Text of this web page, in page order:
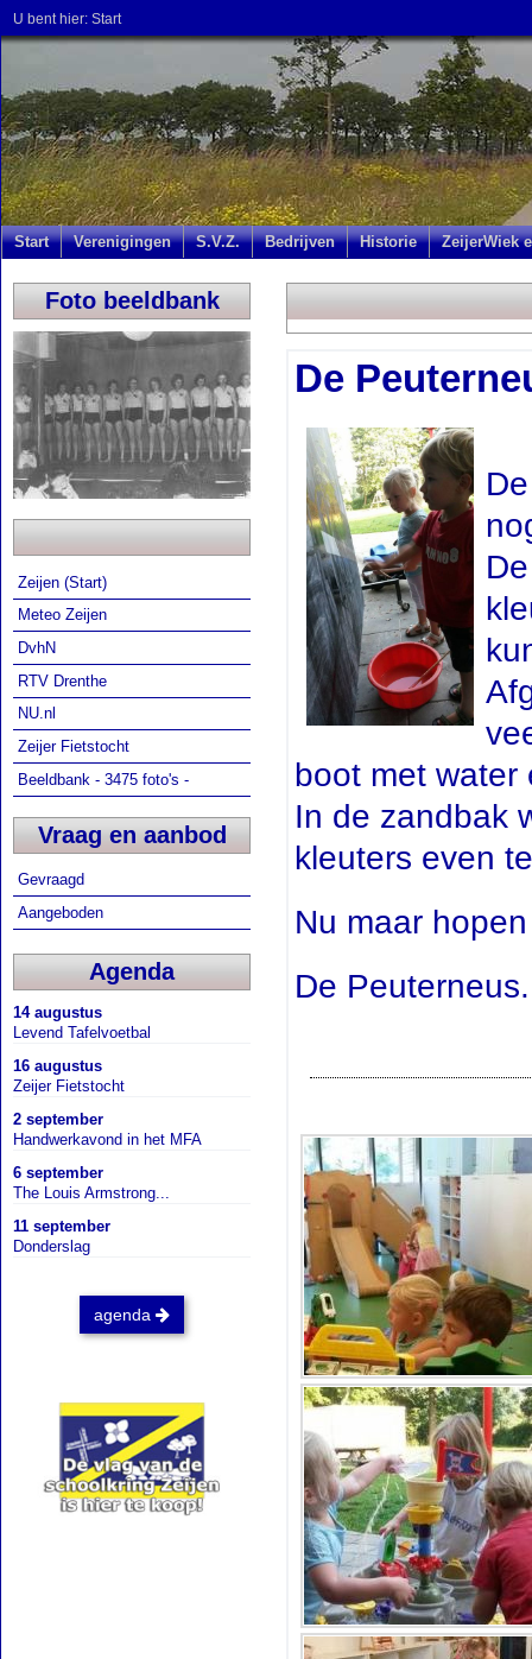
U bent hier: Start
Start Verenigingen S.V.Z. Bedrijven Historie ZeijerWiek
Foto beeldbank
Zeijen (Start)
Meteo Zeijen
DvhN
RTV Drenthe
NU.nl
Zeijer Fietstocht
Beeldbank - 3475 foto's -
Vraag en aanbod
Gevraagd
Aangeboden
Agenda
14 augustus
Levend Tafelvoetbal
16 augustus
Zeijer Fietstocht
2 september
Handwerkavond in het MFA
6 september
The Louis Armstrong...
11 september
Donderslag
agenda
De
boot met water
In de zandbak
kleuters even
Nu maar
De Peuterneus.